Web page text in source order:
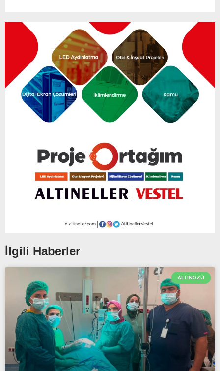
İlgili Haberler
ALTINÖZÜ